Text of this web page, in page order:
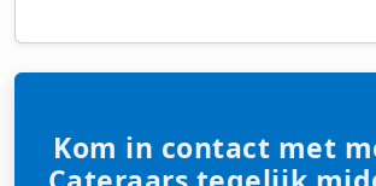
Kom in contact met